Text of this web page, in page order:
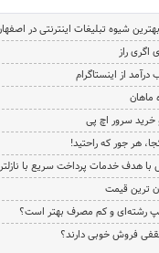
شیوه تبلیغات اینترنتی در
اگری راز
از اینستاگرام
ماهان
هر جور که راحتید!
با هدف خدمات پرداخت سریع با
ترین قیمت
رشته‌ای و کم مصرف بهتر است؟
فروش خوبی دارند؟